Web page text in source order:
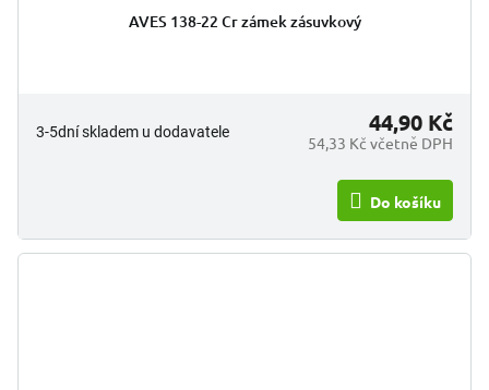
AVES 138-22 Cr zámek zásuvkový
3-5dní skladem u dodavatele
54,33 Kč včetně DPH
44,90 Kč
Do košíku